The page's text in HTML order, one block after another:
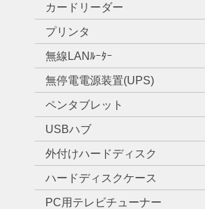
カードリーダー
プリンタ
無線LANﾙｰﾀｰ
無停電電源装置(UPS)
ペンタブレット
USBハブ
外付けハードディスク
ハードディスクケース
PC用テレビチューナー